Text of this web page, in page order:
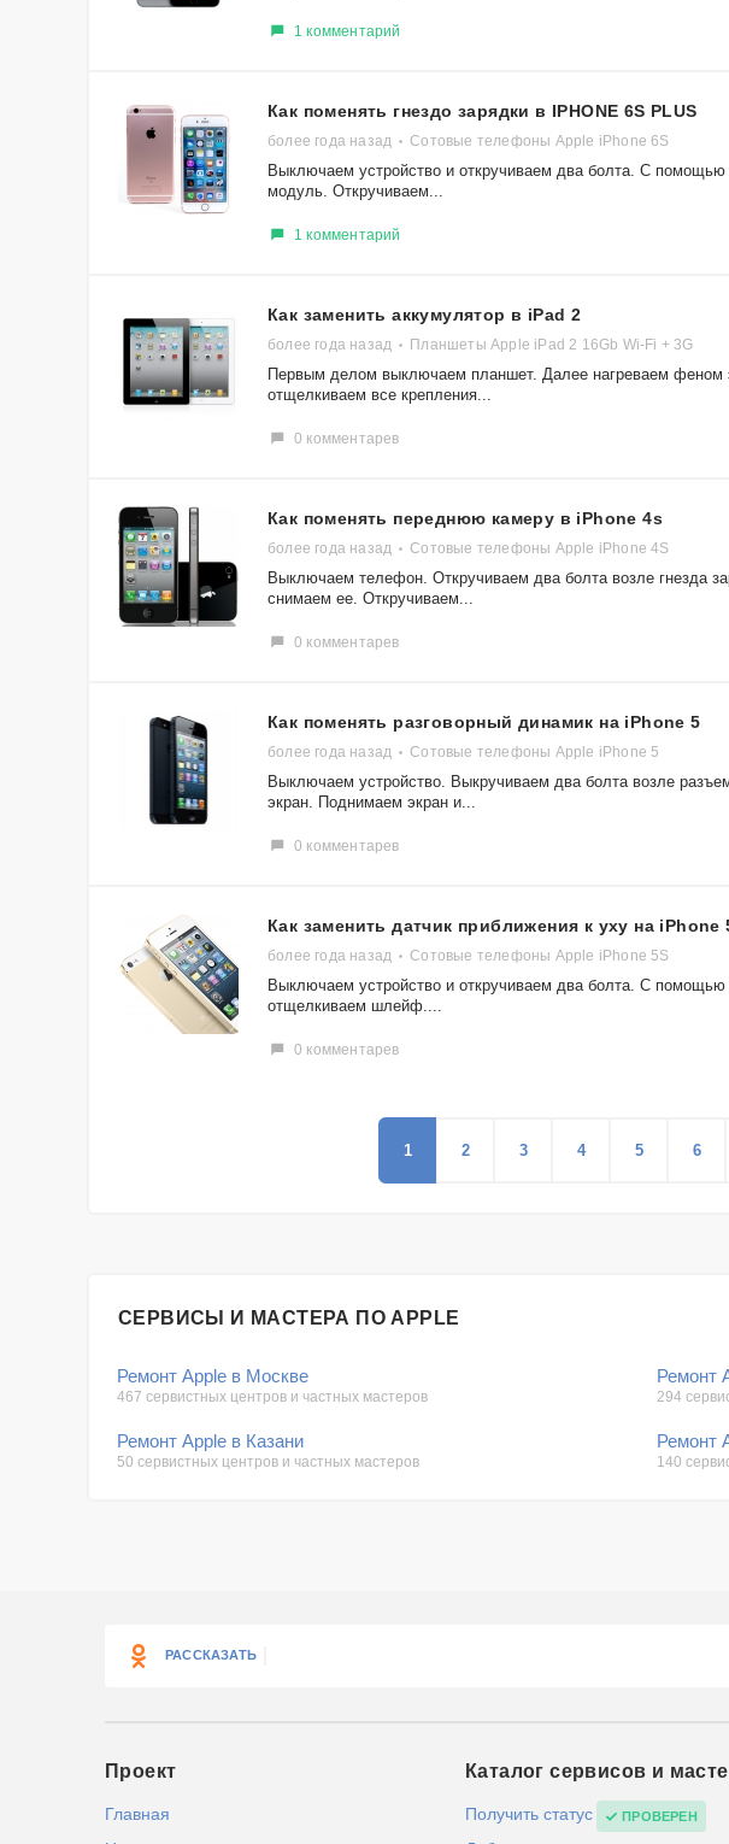
1 комментарий
​Как поменять гнездо зарядки в IPHONE 6S PLUS
более года назад Сотовые телефоны Apple iPhone 6S
Выключаем устройство и откручиваем два болта. С
модуль. Откручиваем...
1 комментарий
Как заменить аккумулятор в iPad 2
более года назад Планшеты Apple iPad 2 16Gb Wi-Fi + 3G
Первым делом выключаем планшет. Далее нагреваем феном
отщелкиваем все крепления...
0 комментарев
​Как поменять переднюю камеру в iPhone 4s
более года назад Сотовые телефоны Apple iPhone 4S
Выключаем телефон. Откручиваем два болта возле гнезда
снимаем ее. Откручиваем...
0 комментарев
Как поменять разговорный динамик на iPhone 5
более года назад Сотовые телефоны Apple iPhone 5
Выключаем устройство. Выкручиваем два болта возле
экран. Поднимаем экран и...
0 комментарев
Как заменить датчик приближения к уху на iPhone
более года назад Сотовые телефоны Apple iPhone 5S
Выключаем устройство и откручиваем два болта. С
отщелкиваем шлейф....
0 комментарев
1 2 3 4 5 6
СЕРВИСЫ И МАСТЕРА ПО APPLE
Ремонт Apple в Москве
467 сервистных центров и частных мастеров
Ремонт
294
Ремонт Apple в Казани
50 сервистных центров и частных мастеров
Ремонт
140
РАССКАЗАТЬ
Проект
Главная
Каталог сервисов и
Получить статус ПРОВЕРЕН